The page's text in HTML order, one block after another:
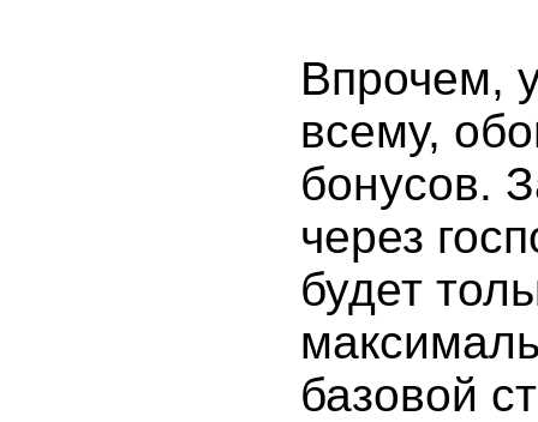
Впрочем,
всему,
бонусов.
через
будет
базовой